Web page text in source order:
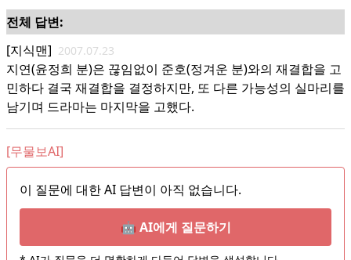
전체 답변:
[지식맨] 2007.07.23
지연(윤정희 분)은 끊임없이 준호(정겨운 분)와의 재결합을 고
민하다 결국 재결합을 결정하지만, 또 다른 가능성의 실마리를
남기며 드라마는 마지막을 고했다.
[무물보AI]
이 질문에 대한 AI 답변이 아직 없습니다.
🤖 AI에게 질문하기